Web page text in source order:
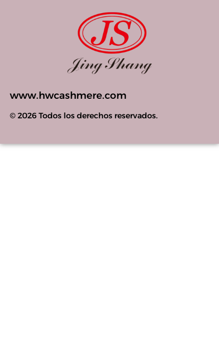
www.hwcashmere.com
© 2026 Todos los derechos reservados.